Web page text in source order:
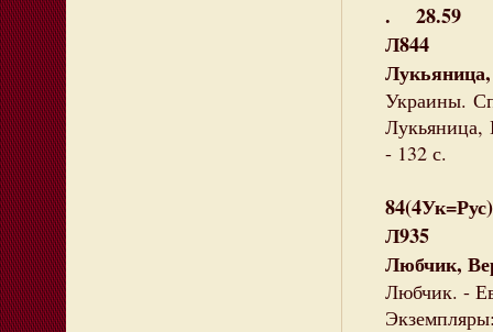
. 28.59
Л844
Украины.
- 132 с.
Л935
Любчик,
Любчик. -